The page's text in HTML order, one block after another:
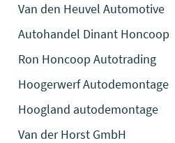
Van den Heuvel Automotive
Autohandel Dinant Honcoop
Ron Honcoop Autotrading
Hoogerwerf Autodemontage
Hoogland autodemontage
Van der Horst GmbH